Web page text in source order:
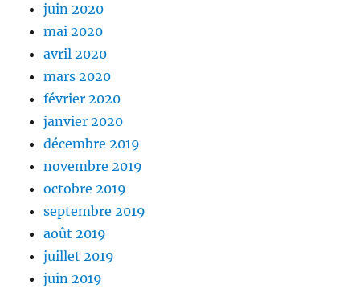
juin 2020
mai 2020
avril 2020
mars 2020
février 2020
janvier 2020
décembre 2019
novembre 2019
octobre 2019
septembre 2019
août 2019
juillet 2019
juin 2019